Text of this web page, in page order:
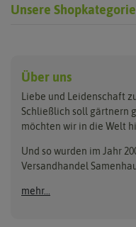
Unsere
Anzuchtschalen
Beleuchtung
Erdbeertürme
Folien, Vliese und Netze
Gartengeräte
Nützlinge & Nisthilfen
Benary
Buzzy Seeds
Clever Pots
Dürr-Samen
Über uns
Liebe und Leidenschaft
Schließlich soll gärtnern
möchten wir in die Welt
Und so wurden im Jahr
Versandhandel
mehr...